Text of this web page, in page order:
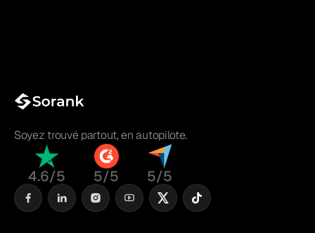
Soyez trouvé partout, en autopilote.
4.6/5 5/5 5/5